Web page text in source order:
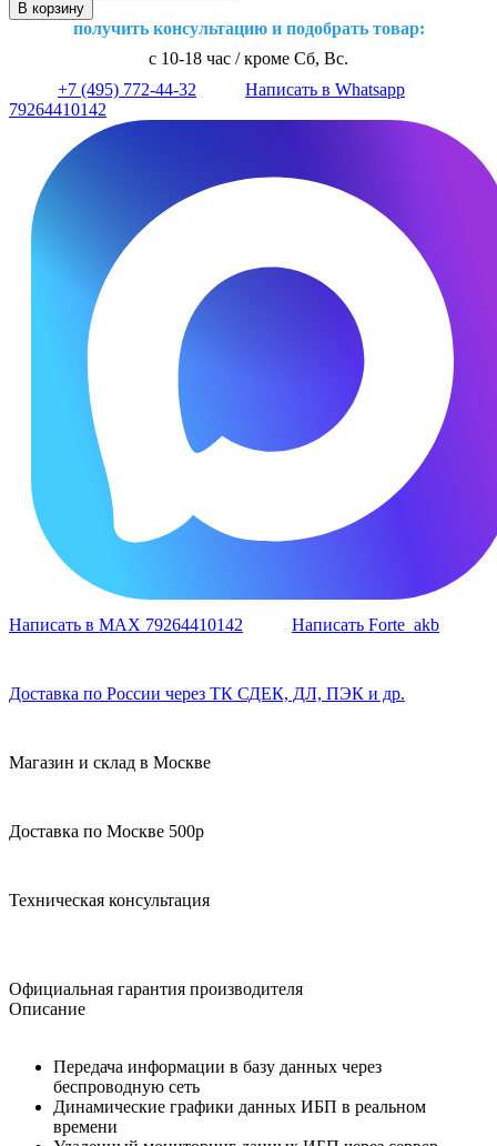
В корзину
получить консультацию и подобрать товар:
с 10-18 час / кроме Сб, Вс.
+7 (495) 772-44-32
Написать в Whatsapp
79264410142
Написать в MAX 79264410142 Написать Forte_akb
Доставка по России через ТК СДЕК, ДЛ, ПЭК и др.
Магазин и склад в Москве
Доставка по Москве 500р
Техническая консультация
Официальная гарантия производителя
Описание
Передача информации в базу данных через
беспроводную сеть
Динамические графики данных ИБП в реальном
времени